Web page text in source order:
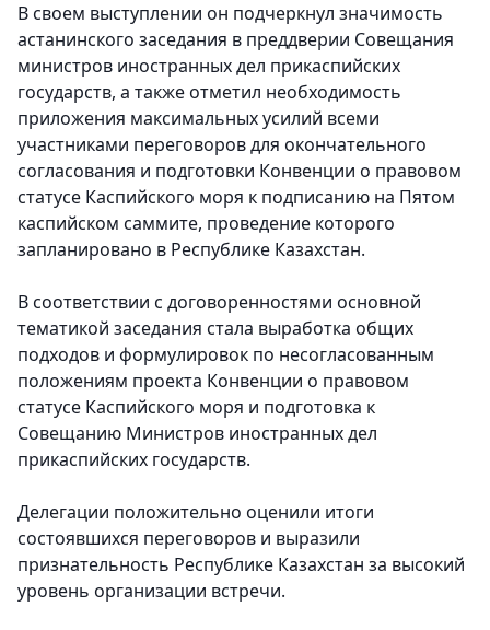
В своем выступлении он подчеркнул значимость
астанинского заседания в преддверии Совещания
министров иностранных дел прикаспийских
государств, а также отметил необходимость
приложения максимальных усилий всеми
участниками переговоров для окончательного
согласования и подготовки Конвенции о правовом
статусе Каспийского моря к подписанию на Пятом
каспийском саммите, проведение которого
запланировано в Республике Казахстан.
В соответствии с договоренностями основной
тематикой заседания стала выработка общих
подходов и формулировок по несогласованным
положениям проекта Конвенции о правовом
статусе Каспийского моря и подготовка к
Совещанию Министров иностранных дел
прикаспийских государств.
Делегации положительно оценили итоги
состоявшихся переговоров и выразили
признательность Республике Казахстан за высокий
уровень организации встречи.